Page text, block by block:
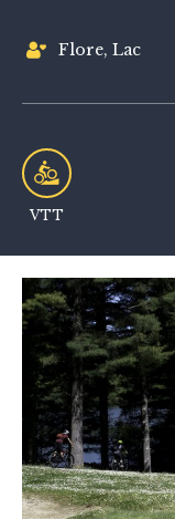
Flore, Lac
VTT